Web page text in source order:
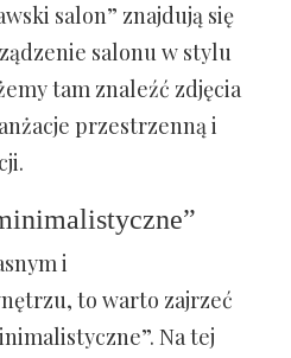
salon” znajdują się
salonu w stylu
tam znaleźć zdjęcia
przestrzenną i
i
to warto zajrzeć
Na tej